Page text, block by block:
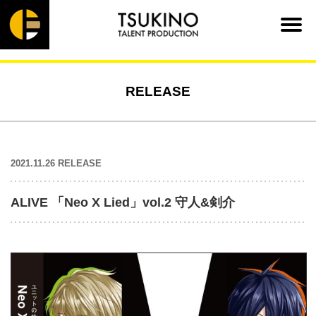
RELEASE
2021.11.26 RELEASE
ALIVE 「Neo X Lied」vol.2 守人&剣介